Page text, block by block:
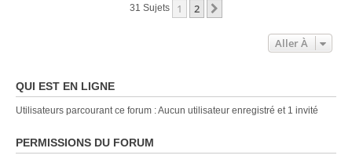
31 Sujets 1 2
Aller À
QUI EST EN LIGNE
Utilisateurs parcourant ce forum : Aucun utilisateur enregistré et 1 invité
PERMISSIONS DU FORUM